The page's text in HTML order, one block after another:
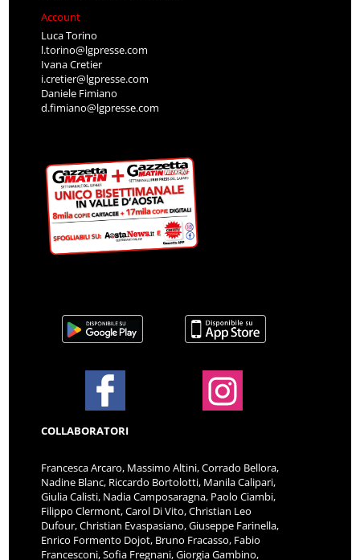
Account
Luca Torino
l.torino@lgpresse.com
Ivana Cretier
i.cretier@lgpresse.com
Daniele Fimiano
d.fimiano@lgpresse.com
COLLABORATORI
Francesca Arcaro, Massimo Altini, Corrado Bellora,
Nadine Blanc, Riccardo Bortolotti, Manila Calipari,
Giulia Calisti, Nadia Camposaragna, Paolo Ciambi,
Filippo Clermont, Carol Di Vito, Christian Leo
Dufour, Christian Evaspasiano, Giuseppe Farinella,
Enrico Formento Dojot, Bruno Fracasso, Fabio
Francesconi, Sofia Fregnani, Giorgia Gambino,